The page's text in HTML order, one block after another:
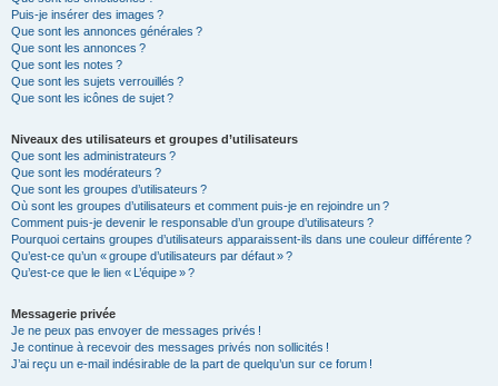
Puis-je insérer des images ?
Que sont les annonces générales ?
Que sont les annonces ?
Que sont les notes ?
Que sont les sujets verrouillés ?
Que sont les icônes de sujet ?
Niveaux des utilisateurs et groupes d’utilisateurs
Que sont les administrateurs ?
Que sont les modérateurs ?
Que sont les groupes d’utilisateurs ?
Où sont les groupes d’utilisateurs et comment puis-je en rejoindre un ?
Comment puis-je devenir le responsable d’un groupe d’utilisateurs ?
Pourquoi certains groupes d’utilisateurs apparaissent-ils dans une couleur différente ?
Qu’est-ce qu’un « groupe d’utilisateurs par défaut » ?
Qu’est-ce que le lien « L’équipe » ?
Messagerie privée
Je ne peux pas envoyer de messages privés !
Je continue à recevoir des messages privés non sollicités !
J’ai reçu un e-mail indésirable de la part de quelqu’un sur ce forum !